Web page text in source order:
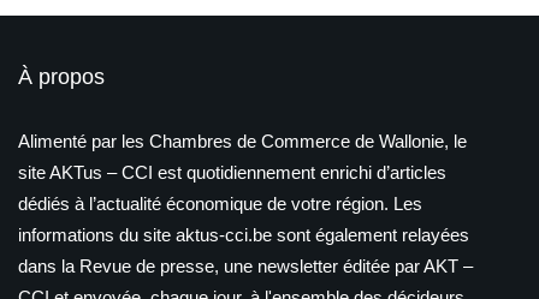
À propos
Alimenté par les Chambres de Commerce de Wallonie, le
site AKTus – CCI est quotidiennement enrichi d’articles
dédiés à l’actualité économique de votre région. Les
informations du site aktus-cci.be sont également relayées
dans la Revue de presse, une newsletter éditée par AKT –